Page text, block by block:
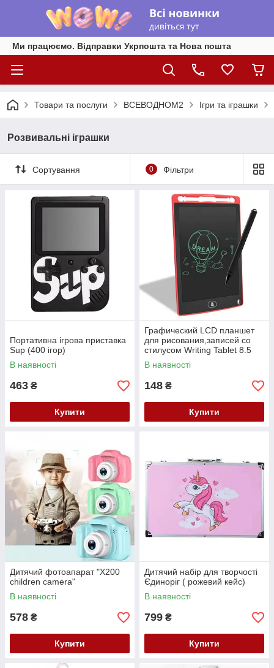
Ми працюємо. Відправки Укрпошта та Нова пошта
Товари та послуги ВСЕВОДНОМ2 Ігри та іграшки
Розвивальні іграшки
Сортування 0 Фільтри
Портативна ігрова приставка
Sup (400 ігор)
В наявності
463 ₴
Купити
Графический LCD планшет
для рисования,записей со
стилусом Writing Tablet 8.5
В наявності
148 ₴
Купити
Дитячий фотоапарат "X200
children camera"
В наявності
578 ₴
Купити
Дитячий набір для творчості
Єдиноріг ( рожевий кейс)
В наявності
799 ₴
Купити